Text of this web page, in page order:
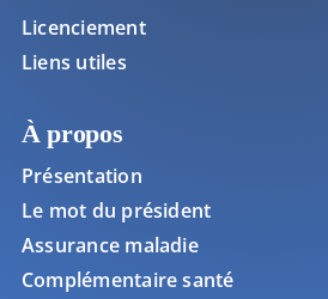
Licenciement
Liens utiles
À propos
Présentation
Le mot du président
Assurance maladie
Complémentaire santé